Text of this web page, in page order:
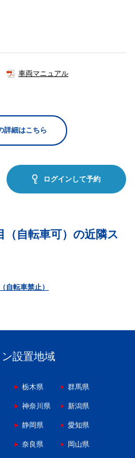
車両マニュアル
詳細はこちら
ログインして予約
（自転車可）の近隣ス
自転車禁止）
設置地域
栃木県 群馬県
神奈川県 新潟県
静岡県 愛知県
奈良県 岡山県